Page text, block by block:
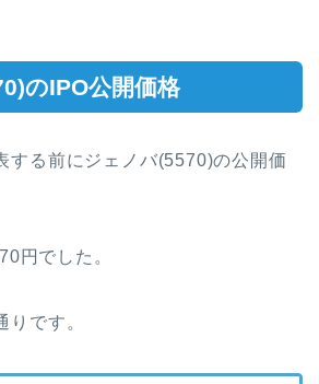
のIPO公開価格
する前にジェノバ(5570)の公開価
円でした。
りです。